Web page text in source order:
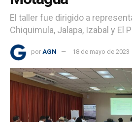
El taller fue dirigido a
Chiquimula, Jalapa, Izabal y El
por AGN 18 de mayo de 2023